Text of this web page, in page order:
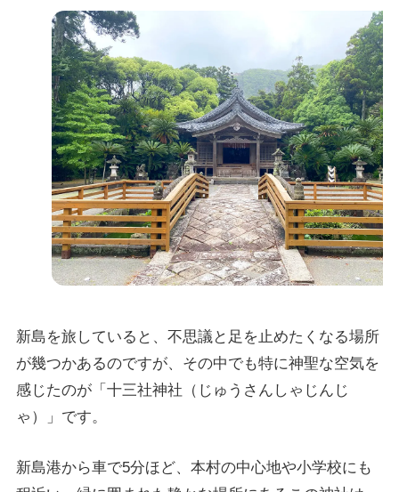
新島を旅していると、不思議と足を止めたくなる場所
が幾つかあるのですが、その中でも特に神聖な空気を
感じたのが「十三社神社（じゅうさんしゃじんじ
ゃ）」です。
新島港から車で5分ほど、本村の中心地や小学校にも